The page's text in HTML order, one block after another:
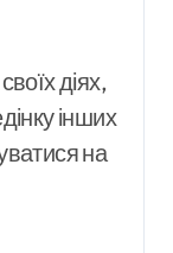
діях,
інших
на